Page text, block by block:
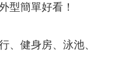
型簡單好看！
、健身房、泳池、